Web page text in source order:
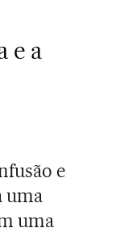
e a
e
uma
uma